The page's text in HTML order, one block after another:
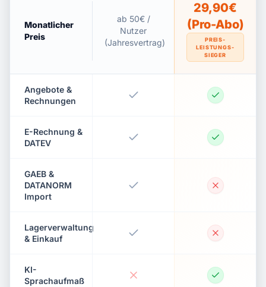
Monatlicher
Preis
ab 50€ /
Nutzer
(Jahresvertrag)
29,90€
(Pro-Abo)
PREIS-
LEISTUNGS-
SIEGER
Angebote &
Rechnungen
E-Rechnung &
DATEV
GAEB &
DATANORM
Import
Lagerverwaltung
& Einkauf
KI-
Sprachaufmaß